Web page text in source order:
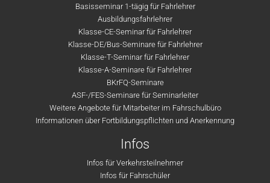
Basisseminar 1-tägig für Fahrlehrer
Ausbildungsfahrlehrer
Klasse-CE-Seminar für Fahrlehrer
Klasse-DE/Bus-Seminare für Fahrlehrer
Klasse-T-Seminar für Fahrlehrer
Klasse-A-Seminare für Fahrlehrer
BKrFQ-Seminare
ASF-/FES-Seminare für Seminarleiter
Weitere Angebote für Mitarbeiter im Fahrschulbüro
Informationen über Fortbildungspflichten und Anerkennung
Infos
Infos für Verkehrsteilnehmer
Infos für Fahrschüler